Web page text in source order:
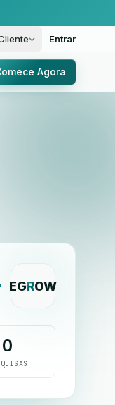
Entrar
Agora
EGROW
0